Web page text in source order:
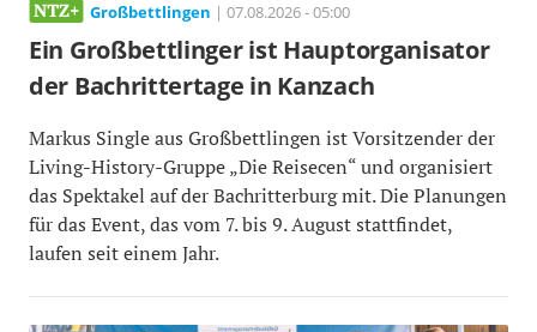
Großbettlingen | 07.08.2026 - 05:00
Ein Großbettlinger ist Hauptorganisator
der Bachrittertage in Kanzach
Markus Single aus Großbettlingen ist Vorsitzender der
Living-History-Gruppe „Die Reisecen“ und organisiert
das Spektakel auf der Bachritterburg mit. Die Planungen
für das Event, das vom 7. bis 9. August stattfindet,
laufen seit einem Jahr.